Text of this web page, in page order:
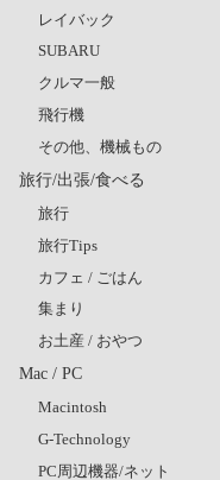
レイバック
SUBARU
クルマ一般
飛行機
その他、機械もの
旅行/出張/食べる
旅行
旅行Tips
カフェ / ごはん
集まり
お土産 / おやつ
Mac / PC
Macintosh
G-Technology
PC周辺機器/ネット